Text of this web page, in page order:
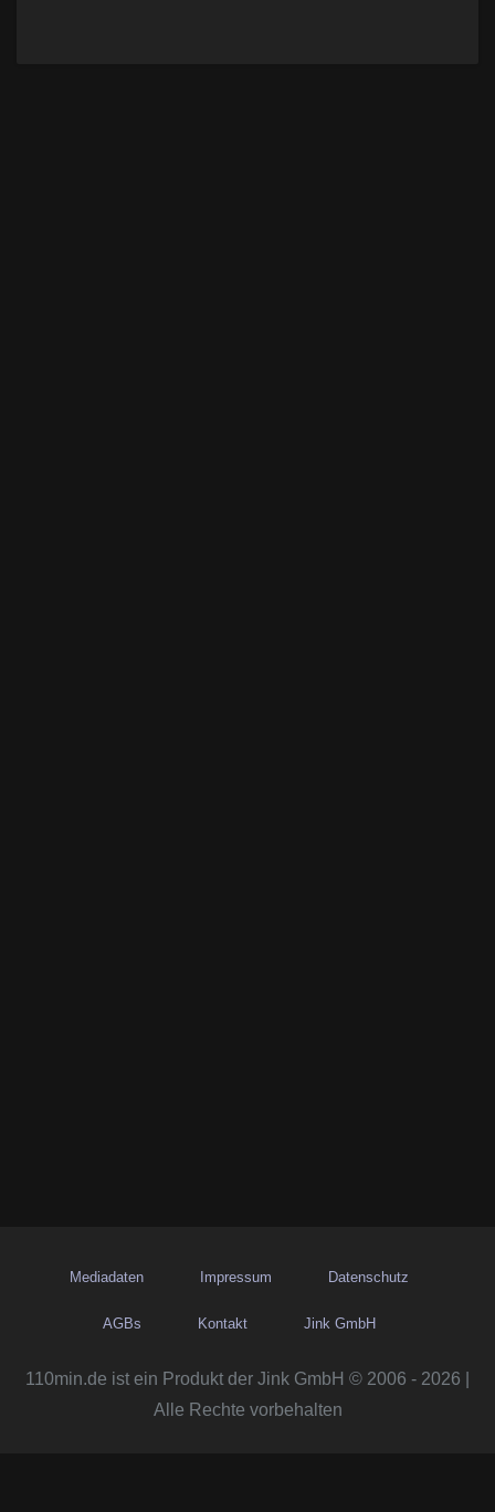
Mediadaten Impressum Datenschutz
AGBs Kontakt Jink GmbH
110min.de ist ein Produkt der Jink GmbH © 2006 - 2026 |
Alle Rechte vorbehalten